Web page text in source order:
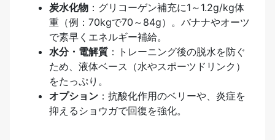
炭水化物 ：グリコーゲン補充に1～1.2g/kg体
重（例：70kgで70～84g）。バナナやオーツ
で素早くエネルギー補給。
水分・電解質 ：トレーニング後の脱水を防ぐ
ため、液体ベース（水やスポーツドリンク）
をたっぷり。
オプション ：抗酸化作用のベリーや、炎症を
抑えるショウガで回復を強化。